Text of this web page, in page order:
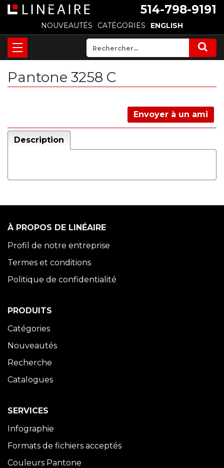
514-798-9191
NOUVEAUTÉS CATÉGORIES ENGLISH
Pantone 3258 C
Envoyer à un ami
Description
À PROPOS DE LINÉAIRE
Profil de notre entreprise
Termes et conditions
Politique de confidentialité
PRODUITS
Catégories
Nouveautés
Recherche
Catalogues
SERVICES
Infographie
Formats de fichiers acceptés
Couleurs Pantone